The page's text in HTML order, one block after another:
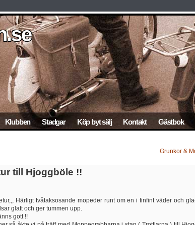
Klubben Stadgar Köp byt sälj Kontakt Gästbok
Grunkor &
till Hjoggböle !!
Härligt tvåtaksosande mopeder runt om en i finfint väder och
glatt och ger tummen upp.
gott !!